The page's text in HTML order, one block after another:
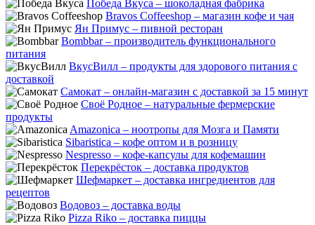
Победа Вкуса – шоколадная фабрика
Bravos Coffeeshop – магазин кофе и чая
Ян Примус – пивной ресторан
Bombbar – производитель функционального
питания
ВкусВилл – продукты для здорового питания с
доставкой
Самокат – онлайн‑магазин с доставкой за 15 минут
Своё Родное – натуральные фермерские
продукты
Amazonica – ноотропы для Мозга и Памяти
Sibaristica – кофе оптом и в розницу
Nespresso – кофе-капсулы для кофемашин
Перекрёсток – доставка продуктов
Шефмаркет – доставка ингредиентов для
рецептов
Водовоз – доставка воды
Pizza Riko – доставка пиццы